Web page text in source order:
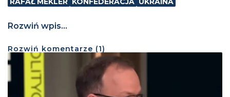
Rozwiń wpis...
Rozwiń komentarze (1)